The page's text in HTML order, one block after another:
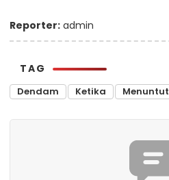
Reporter: admin
TAG
Dendam Ketika Menuntut